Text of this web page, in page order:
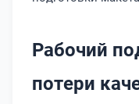
Рабочий
потери